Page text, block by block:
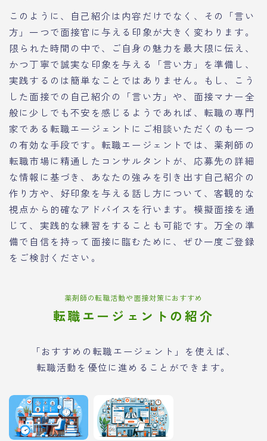
このように、自己紹介は内容だけでなく、その「言い
方」一つで面接官に与える印象が大きく変わります。
限られた時間の中で、ご自身の魅力を最大限に伝え、
かつ丁寧で誠実な印象を与える「言い方」を準備し、
実践するのは簡単なことではありません。もし、こう
した面接での自己紹介の「言い方」や、面接マナー全
般に少しでも不安を感じるようであれば、転職の専門
家である転職エージェントにご相談いただくのも一つ
の有効な手段です。転職エージェントでは、薬剤師の
転職市場に精通したコンサルタントが、応募先の詳細
な情報に基づき、あなたの強みを引き出す自己紹介の
作り方や、好印象を与える話し方について、客観的な
視点から的確なアドバイスを行います。模擬面接を通
じて、実践的な練習をすることも可能です。万全の準
備で自信を持って面接に臨むために、ぜひ一度ご登録
をご検討ください。
薬剤師の転職活動や面接対策におすすめ
転職エージェントの紹介
「おすすめの転職エージェント」を使えば、
転職活動を優位に進めることができます。